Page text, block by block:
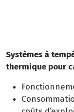
Systèmes à
thermique pour